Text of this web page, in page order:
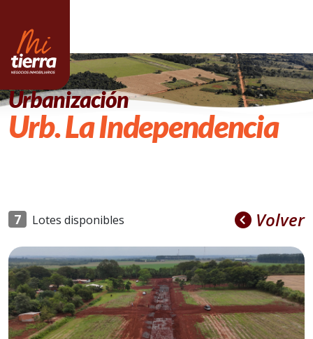
Urbanización
Urb. La Independencia
7 Lotes disponibles Volver